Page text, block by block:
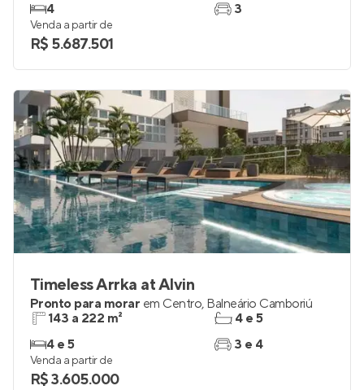
4
3
Venda a partir de
R$ 5.687.501
Timeless Arrka at Alvin
Pronto para morar em Centro, Balneário Camboriú
143 a 222 m²
4 e 5
4 e 5
3 e 4
Venda a partir de
R$ 3.605.000